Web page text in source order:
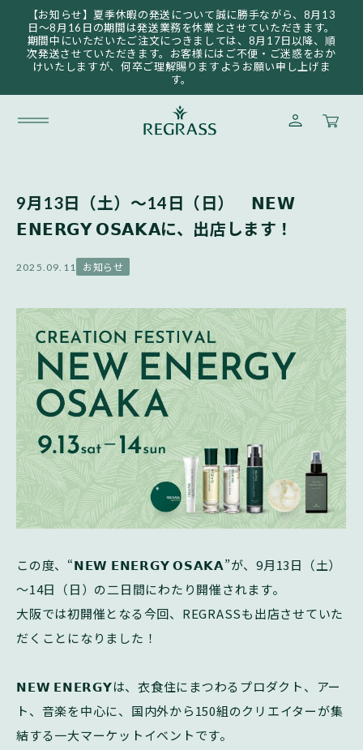
ンツに
進む
【お知らせ】夏季休暇の発送について誠に勝手ながら、8月13
日〜8月16日の期間は発送業務を休業とさせていただきます。
期間中にいただいたご注文につきましては、8月17日以降、順
次発送させていただきます。お客様にはご不便・ご迷惑をおか
けいたしますが、何卒ご理解賜りますようお願い申し上げま
す。
ロ
グ
イ
ー
9月13日（土）〜14日（日） 𝗡𝗘𝗪
𝗘𝗡𝗘𝗥𝗚𝗬 𝗢𝗦𝗔𝗞𝗔に、出店します！
2025.09.11 お知らせ
この度、 “𝗡𝗘𝗪 𝗘𝗡𝗘𝗥𝗚𝗬𝗢𝗦𝗔𝗞𝗔”が、 9月13日（土）
～14日（日）の二日間にわたり開催されます。
大阪では初開催となる今回、 REGRASSも出店させていた
だくことになりました！
𝗡𝗘𝗪 𝗘𝗡𝗘𝗥𝗚𝗬は、衣食住にまつわるプロダクト、アー
ト、音楽を中心に、国内外から150組のクリエイターが集
結する一大マーケットイベントです。